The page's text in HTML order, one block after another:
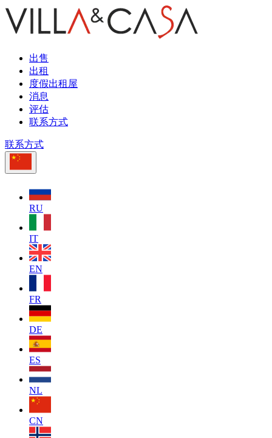
出售
出租
度假出租屋
消息
评估
联系方式
联系方式
RU
IT
EN
FR
DE
ES
NL
CN